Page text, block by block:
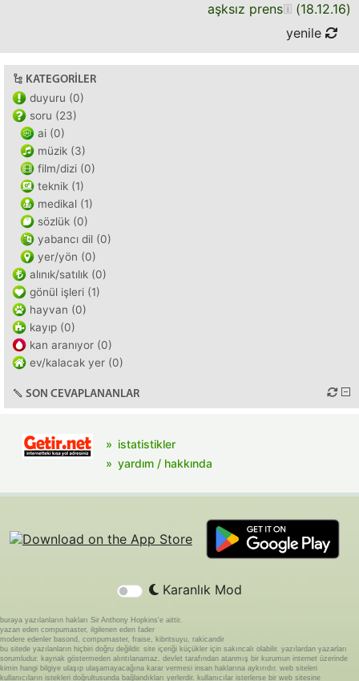
aşksız prens (18.12.16)
yenile
KATEGORILER
duyuru (0)
soru (23)
ai (0)
müzik (3)
film/dizi (0)
teknik (1)
medikal (1)
sözlük (0)
yabancı dil (0)
yer/yön (0)
alınık/satılık (0)
gönül işleri (1)
hayvan (0)
kayıp (0)
kan aranıyor (0)
ev/kalacak yer (0)
SON CEVAPLANANLAR
istatistikler
yardım / hakkında
Karanlık Mod
buraya yazılanların hakları Sir Anthony Hopkins'e aittir.
yazan eden compumaster, ilgilenen eden fader
modere edenler basond, compumaster, fraise, kibritsuyu, rakicandir
bu sitede yazılanların hiçbiri doğru değildir. site içeriği küçükler için sakıncalı olabilir. yazılardan yazarları
sorumludur. kaynak göstermeden alıntılanamaz. devlet tarafından atanmış bir kurumun internet üzerinde
kimin hangi bilgiye ulaşıp ulaşamayacağına karar vermesi insan haklarına aykırıdır. web siteleri
kullanıcıların istekleri doğrultusunda bağlandıkları yerlerdir. kullanıcılar isterlerse bir web sitesine